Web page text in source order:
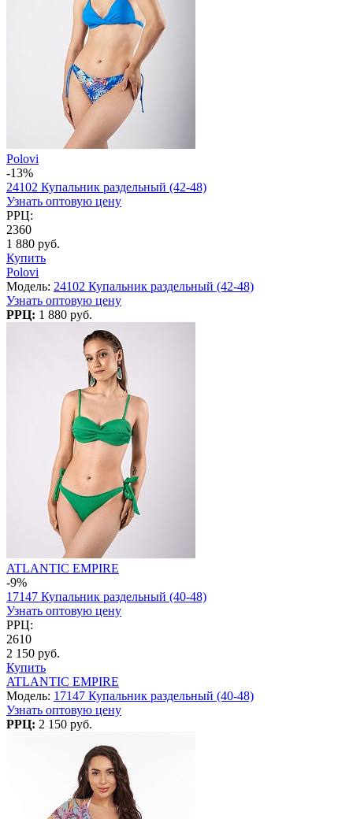
Polovi
-13%
24102 Купальник раздельный (42-48)
Узнать оптовую цену
РРЦ:
2360
1 880 руб.
Купить
Polovi
Модель: 24102 Купальник раздельный (42-48)
Узнать оптовую цену
РРЦ: 1 880 руб.
ATLANTIC EMPIRE
-9%
17147 Купальник раздельный (40-48)
Узнать оптовую цену
РРЦ:
2610
2 150 руб.
Купить
ATLANTIC EMPIRE
Модель: 17147 Купальник раздельный (40-48)
Узнать оптовую цену
РРЦ: 2 150 руб.